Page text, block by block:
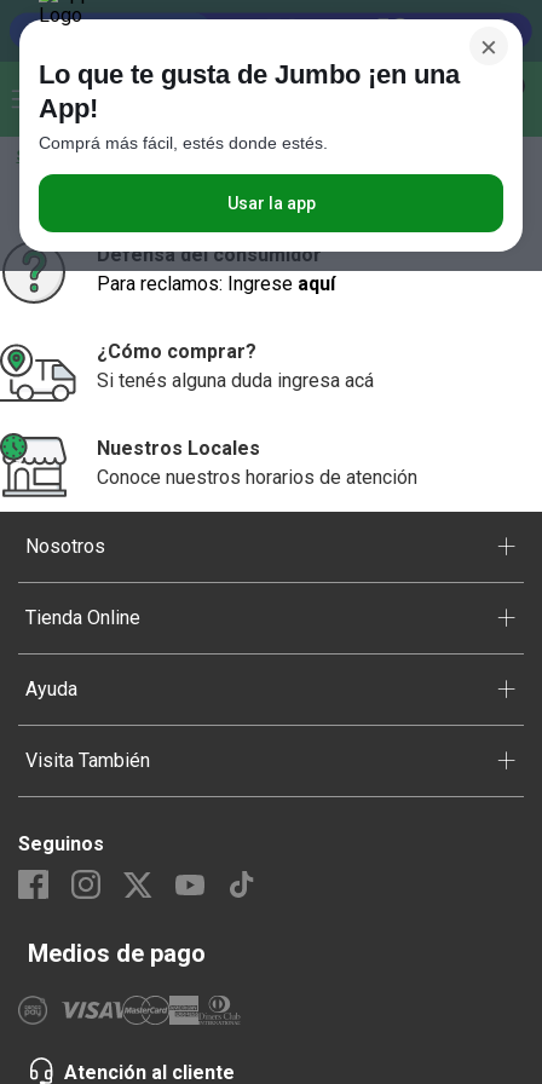
Buscar...
Seleccioná el método de entrega
×
Lo que te gusta de Jumbo ¡en una
App!
Comprá más fácil, estés donde estés.
Usar la app
Defensa del consumidor
Para reclamos: Ingrese aquí
¿Cómo comprar?
Si tenés alguna duda ingresa acá
Nuestros Locales
Conoce nuestros horarios de atención
Nosotros +
Tienda Online +
Ayuda +
Visita También +
Seguinos
Medios de pago
Atención al cliente
Términos más buscados
2.
3
Leche
5.
Galletitas
7.
Yerba
8.
Fideos
Carne
10. Aceite